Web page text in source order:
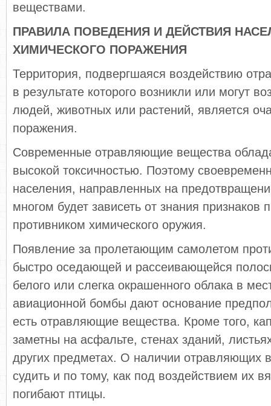
веществами.
ПРАВИЛА ПОВЕДЕНИЯ И ДЕЙСТВИЯ
ХИМИЧЕСКОГО ПОРАЖЕНИЯ
Территория, подвергшаяся воздействию
в результате которого возникли или могут
людей, животных или растений, является
поражения.
Современные отравляющие вещества
высокой токсичностью. Поэтому
населения, направленных на
многом будет зависеть от знания признаков
противником химического оружия.
Появление за пролетающим самолетом
быстро оседающей и рассеивающейся
белого или слегка окрашенного облака в
авиационной бомбы дают основание
есть отравляющие вещества. Кроме того,
заметны на асфальте, стенах зданий,
других предметах. О наличии отравляющих
судить и по тому, как под воздействием их
погибают птицы.